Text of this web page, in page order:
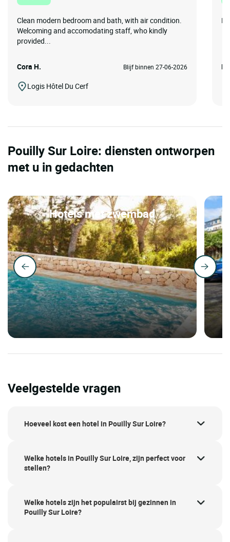
Clean modern bedroom and bath, with air condition.
Welcoming and accomodating staff, who kindly
provided...
Cora H. Blijf binnen 27-06-2026
Logis Hôtel Du Cerf
Pouilly Sur Loire: diensten ontworpen
met u in gedachten
Hotels met zwembad
Veelgestelde vragen
Hoeveel kost een hotel in Pouilly Sur Loire?
Welke hotels in Pouilly Sur Loire, zijn perfect voor
stellen?
Welke hotels zijn het populairst bij gezinnen in
Pouilly Sur Loire?